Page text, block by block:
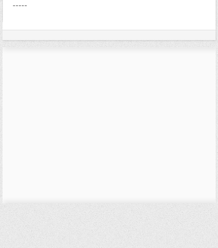
-----